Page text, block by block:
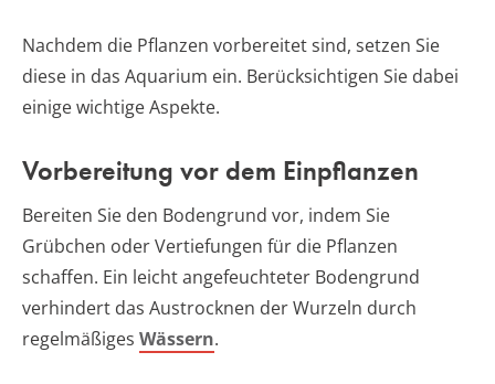
Nachdem die Pflanzen vorbereitet sind, setzen Sie
diese in das Aquarium ein. Berücksichtigen Sie dabei
einige wichtige Aspekte.
Vorbereitung vor dem Einpflanzen
Bereiten Sie den Bodengrund vor, indem Sie
Grübchen oder Vertiefungen für die Pflanzen
schaffen. Ein leicht angefeuchteter Bodengrund
verhindert das Austrocknen der Wurzeln durch
regelmäßiges Wässern.